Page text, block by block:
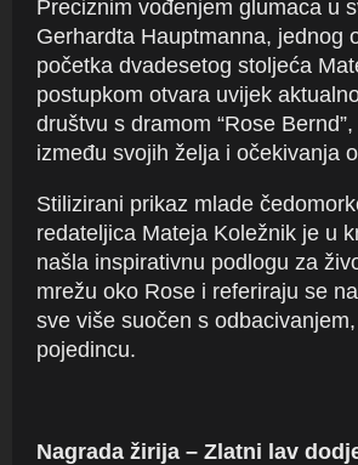
Preciznim vođenjem glumaca u
Gerhardta Hauptmanna, jednog
početka dvadesetog stoljeća
postupkom otvara uvijek
društvu s dramom “Rose
između svojih želja i očekivanja
Stilizirani prikaz mlade
redateljica Mateja Koležnik je u
našla inspirativnu podlogu za
mrežu oko Rose i referiraju se
sve više suočen s
pojedincu.
Nagrada žirija – Zlatni lav